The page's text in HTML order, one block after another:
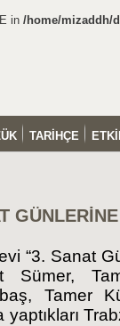
in /home/mizaddh/
TARİHÇE
“3. Sanat
Sümer,
Tamer
yaptıkları